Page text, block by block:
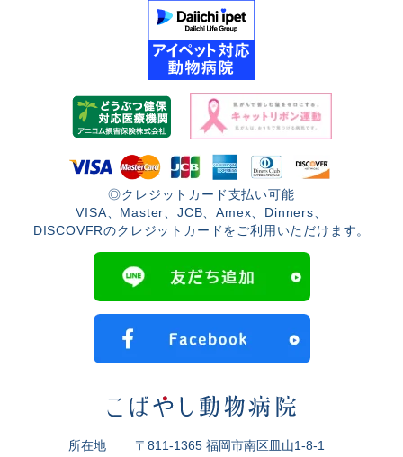
◎クレジットカード支払い可能
VISA、Master、JCB、Amex、Dinners、
DISCOVFRのクレジットカードをご利用いただけます。
所在地 〒811-1365 福岡市南区皿山1-8-1